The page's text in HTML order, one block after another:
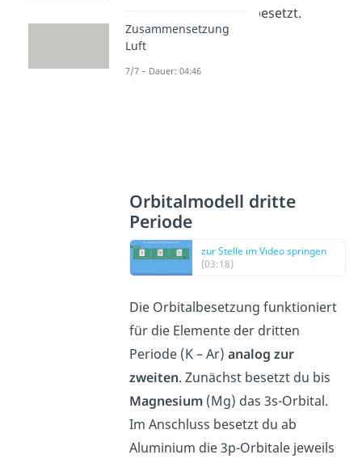
Orbitale vollständig besetzt.
Orbitalmodell dritte
Periode
zur Stelle im Video springen
(03:18)
Die Orbitalbesetzung funktioniert
für die Elemente der dritten
Periode (K – Ar) analog zur
zweiten. Zunächst besetzt du bis
Magnesium(Mg) das 3s-Orbital.
Im Anschluss besetzt du ab
Aluminium die 3p-Orbitale jeweils
Zusammensetzung
Luft
7/7 – Dauer: 04:46